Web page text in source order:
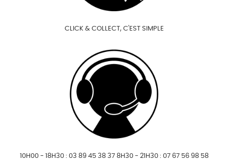
CLICK & COLLECT, C'EST SIMPLE
10H00 - 18H30 : 03 89 45 38 37 8H30 - 21H30 : 07 67 56 98 58